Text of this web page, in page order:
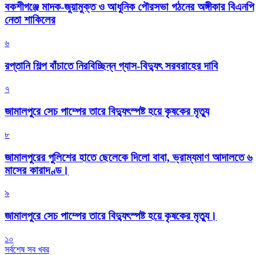
বকশীগঞ্জে মাদক-জুয়ামুক্ত ও আধুনিক পৌরসভা গঠনের অঙ্গীকার বিএনপি
নেতা শাকিলের
৬
রপ্তানি শিল্প বাঁচাতে নিরবিচ্ছিন্ন গ্যাস-বিদ্যুৎ সরবরাহের দাবি
৭
জামালপুরে সেচ পাম্পের তারে বিদ্যুৎস্পষ্ট হয়ে কৃষকের মৃত্যু
৮
জামালপুরের পুলিশের হাতে ছেলেকে দিলো বাবা, ভ্রাম্যমাণ আদালতে ৬
মাসের কারাদণ্ড।
৯
জামালপুরে সেচ পাম্পের তারে বিদ্যুৎস্পষ্ট হয়ে কৃষকের মৃত্যু।
১০
সর্বশেষ সব খবর